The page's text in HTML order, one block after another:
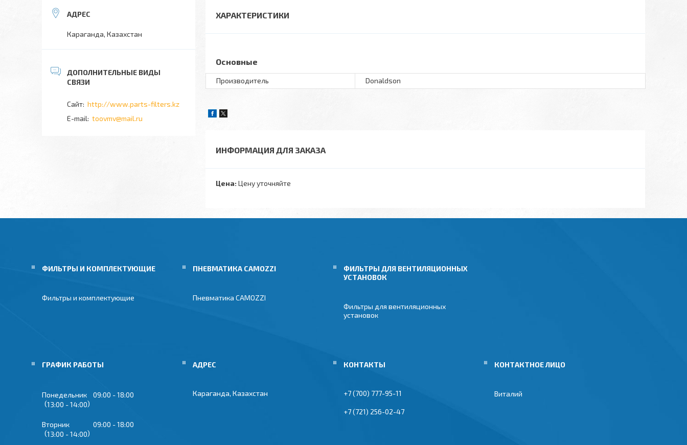
ХАРАКТЕРИСТИКИ
Основные
Производитель Donaldson
ИНФОРМАЦИЯ ДЛЯ ЗАКАЗА
Цена: Цену уточняйте
Караганда, Казахстан
http://www.parts-filters.kz
toovmv@mail.ru
ФИЛЬТРЫ И КОМПЛЕКТУЮЩИЕ
Фильтры и комплектующие
ПНЕВМАТИКА CAMOZZI
Пневматика CAMOZZI
ФИЛЬТРЫ ДЛЯ ВЕНТИЛЯЦИОННЫХ
УСТАНОВОК
Фильтры для вентиляционных
установок
ГРАФИК РАБОТЫ
Понедельник 09:00
18:00
13:00
14:00
Вторник 09:00
18:00
13:00
14:00
Караганда, Казахстан +7 (700) 777-95-11
+7 (721) 256-02-47
Виталий